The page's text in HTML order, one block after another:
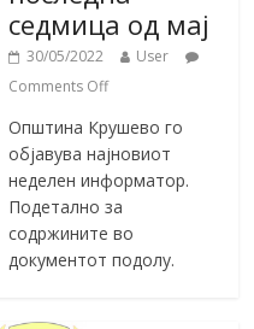
седмица од мај
30/05/2022
User
Comments Off
Општина Крушево го
објавува најновиот
неделен информатор.
Подетално за
содржините во
документот подолу.